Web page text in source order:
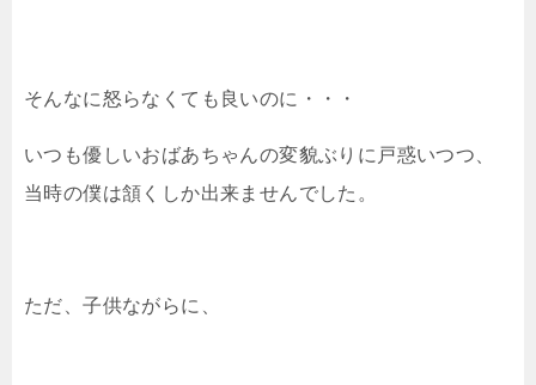
そんなに怒らなくても良いのに・・・
いつも優しいおばあちゃんの変貌ぶりに戸惑いつつ、
当時の僕は頷くしか出来ませんでした。
ただ、子供ながらに、